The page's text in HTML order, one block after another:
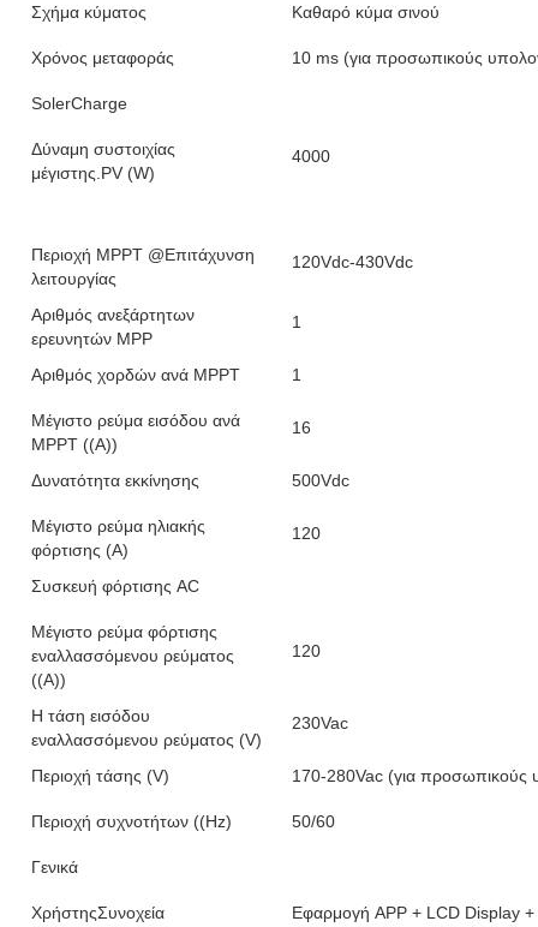
Σχήμα κύματος Καθαρό κύμα σινού
Χρόνος μεταφοράς 10 ms (για προσωπικούς
SolerCharge
Δύναμη συστοιχίας
μέγιστης.PV (W)
4000
Περιοχή MPPT @Επιτάχυνση
λειτουργίας
120Vdc-430Vdc
Αριθμός ανεξάρτητων
ερευνητών MPP
1
Αριθμός χορδών ανά MPPT 1
Μέγιστο ρεύμα εισόδου ανά
MPPT ((A))
16
Δυνατότητα εκκίνησης 500Vdc
Μέγιστο ρεύμα ηλιακής
φόρτισης (A)
120
Συσκευή φόρτισης AC
Μέγιστο ρεύμα φόρτισης
εναλλασσόμενου ρεύματος
((A))
120
Η τάση εισόδου
εναλλασσόμενου ρεύματος (V)
230Vac
Περιοχή τάσης (V) 170-280Vac (για προσωπικούς
Περιοχή συχνοτήτων ((Hz) 50/60
Γενικά
ΧρήστηςΣυνοχεία Εφαρμογή APP + LCD Display +